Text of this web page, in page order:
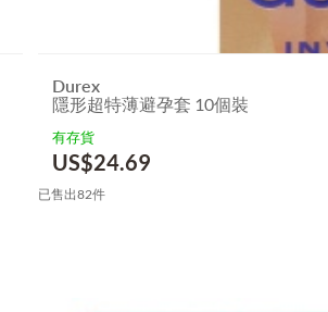
Durex
隱形超特薄避孕套 10個裝
有存貨
US$24.69
已售出82件